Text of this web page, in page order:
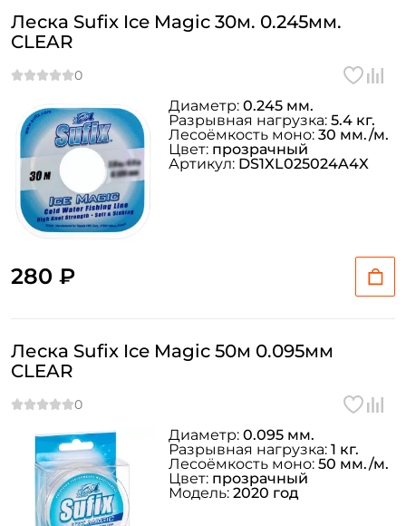
Леска Sufix Ice Magic 30м. 0.245мм.
CLEAR
280 ₽
Диаметр: 0.245 мм.
Разрывная нагрузка: 5.4 кг.
Лесоёмкость моно: 30 мм./м.
Цвет: прозрачный
Артикул: DS1XL025024A4X
Леска Sufix Ice Magic 50м 0.095мм
CLEAR
Диаметр: 0.095 мм.
Разрывная нагрузка: 1 кг.
Лесоёмкость моно: 50 мм./м.
Цвет: прозрачный
Модель: 2020 год